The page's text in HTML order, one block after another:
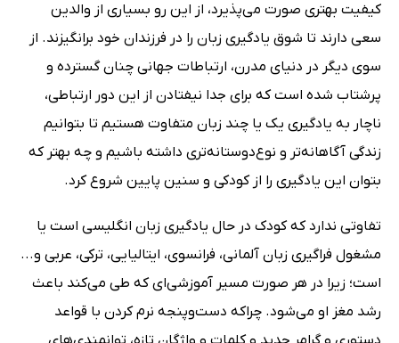
کیفیت بهتری صورت می‌پذیرد، از این رو بسیاری از والدین
سعی دارند تا شوق یادگیری زبان را در فرزندان خود برانگیزند. از
سوی دیگر در دنیای مدرن، ارتباطات جهانی چنان گسترده و
پرشتاب شده است که برای جدا نیفتادن از این دور ارتباطی،
ناچار به یادگیری یک یا چند زبان متفاوت هستیم تا بتوانیم
زندگی آگاهانه‌تر و نوع‌دوستانه‌تری داشته باشیم و چه بهتر که
بتوان این یادگیری را از کودکی و سنین پایین شروع کرد.
تفاوتی ندارد که کودک در حال یادگیری زبان انگلیسی است یا
مشغول فراگیری زبان آلمانی، فرانسوی، ایتالیایی، ترکی، عربی و...
است؛ زیرا در هر صورت مسیر آموزشی‌ای که طی می‌کند باعث
رشد مغز او می‌شود. چراکه دست‌وپنجه نرم کردن با قواعد